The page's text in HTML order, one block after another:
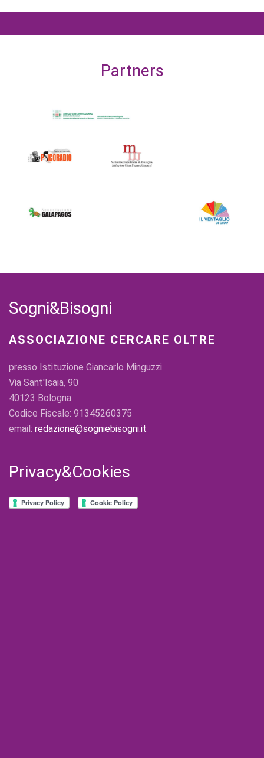
Partners
Sogni&Bisogni
ASSOCIAZIONE CERCARE OLTRE
presso Istituzione Giancarlo Minguzzi
Via Sant'Isaia, 90
40123 Bologna
Codice Fiscale: 91345260375
email: redazione@sogniebisogni.it
Privacy&Cookies